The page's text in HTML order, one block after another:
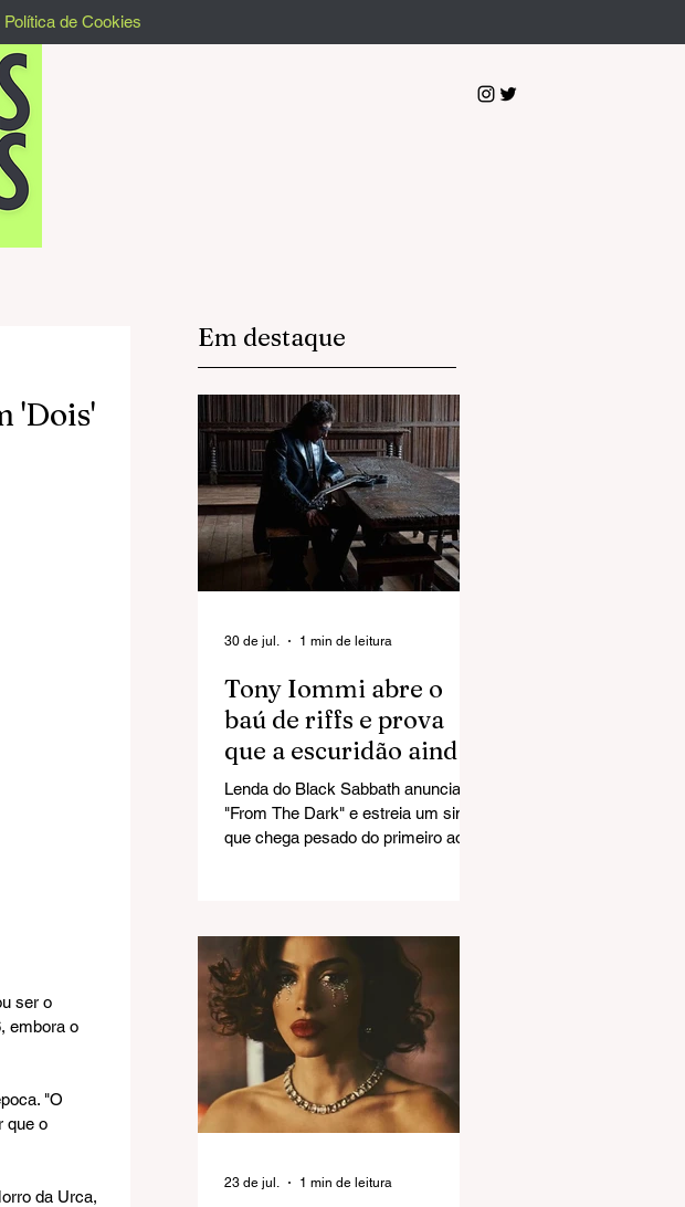
Política de Cookies
'Dois'
ser o
embora o
"O
que o
da Urca,
Em destaque
Tony Iommi abre o
baú de riffs e prova
que a escuridão ainda
tem combustível
Lenda do Black Sabbath anuncia
"From The Dark" e estreia um single
que chega pesado do primeiro ao
30 de jul. 1 min de leitura
23 de jul. 1 min de leitura